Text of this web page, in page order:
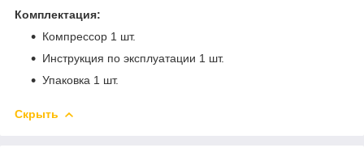
Комплектация:
Компрессор 1 шт.
Инструкция по эксплуатации 1 шт.
Упаковка 1 шт.
Скрыть